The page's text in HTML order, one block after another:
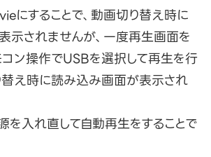
することで、動画切り替え時に
示されませんが、一度再生画面を
コン操作でUSBを選択して再生を行
替え時に読み込み画面が表示され
を入れ直して自動再生をすることで